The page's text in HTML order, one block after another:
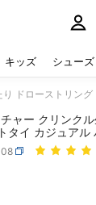
キッズ シューズ
ャー クリンク
タイ カジュアル
サイズ